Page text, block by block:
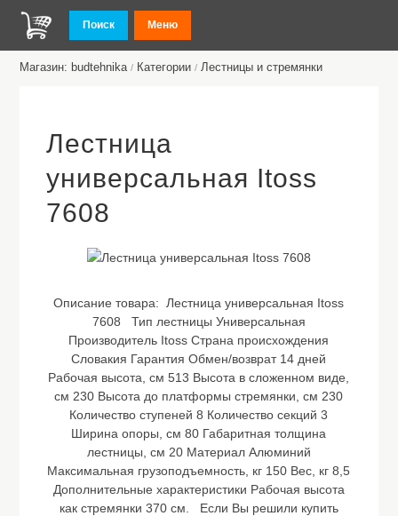
Поиск Меню
Магазин: budtehnika / Категории / Лестницы и стремянки
Лестница
универсальная Itoss
7608
Описание товара:
Лестница универсальная Itoss
7608 Тип лестницы Универсальная
Производитель Itoss Страна происхождения
Словакия Гарантия Обмен/возврат 14 дней
Рабочая высота, см 513 Высота в сложенном виде,
cм 230 Высота до платформы стремянки, см 230
Количество ступеней 8 Количество секций 3
Ширина опоры, см 80 Габаритная толщина
лестницы, см 20 Материал Алюминий
Максимальная грузоподъемность, кг 150 Вес, кг 8,5
Дополнительные характеристики Рабочая высота
как стремянки 370 см. Если Вы решили купить